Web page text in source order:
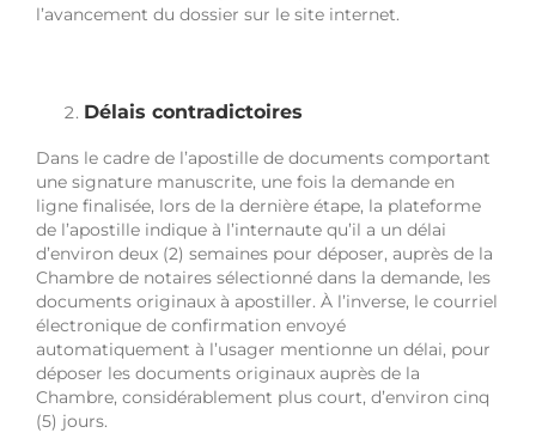
l’avancement du dossier sur le site internet.
Délais contradictoires
Dans le cadre de l’apostille de documents comportant
une signature manuscrite, une fois la demande en
ligne finalisée, lors de la dernière étape, la plateforme
de l’apostille indique à l’internaute qu’il a un délai
d’environ deux (2) semaines pour déposer, auprès de la
Chambre de notaires sélectionné dans la demande, les
documents originaux à apostiller. À l’inverse, le courriel
électronique de confirmation envoyé
automatiquement à l’usager mentionne un délai, pour
déposer les documents originaux auprès de la
Chambre, considérablement plus court, d’environ cinq
(5) jours.